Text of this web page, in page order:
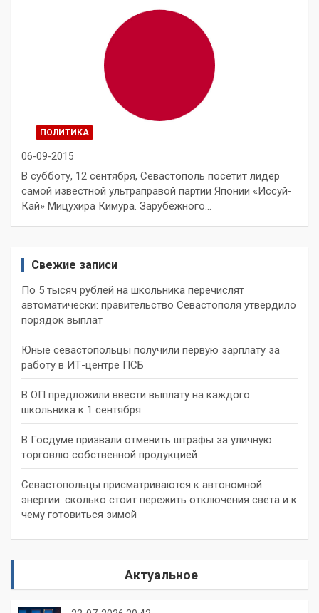
ПОЛИТИКА
06-09-2015
В субботу, 12 сентября, Севастополь посетит лидер
самой известной ультраправой партии Японии «Иссуй-
Кай» Мицухира Кимура. Зарубежного…
Свежие записи
По 5 тысяч рублей на школьника перечислят
автоматически: правительство Севастополя утвердило
порядок выплат
Юные севастопольцы получили первую зарплату за
работу в ИТ-центре ПСБ
В ОП предложили ввести выплату на каждого
школьника к 1 сентября
В Госдуме призвали отменить штрафы за уличную
торговлю собственной продукцией
Севастопольцы присматриваются к автономной
энергии: сколько стоит пережить отключения света и к
чему готовиться зимой
Актуальное